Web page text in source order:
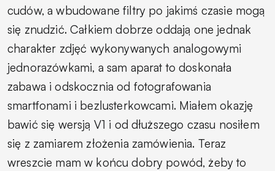
cudów, a wbudowane filtry po jakimś czasie mogą
się znudzić. Całkiem dobrze oddają one jednak
charakter zdjęć wykonywanych analogowymi
jednorazówkami, a sam aparat to doskonała
zabawa i odskocznia od fotografowania
smartfonami i bezlusterkowcami. Miałem okazję
bawić się wersją V1 i od dłuższego czasu nosiłem
się z zamiarem złożenia zamówienia. Teraz
wreszcie mam w końcu dobry powód, żeby to